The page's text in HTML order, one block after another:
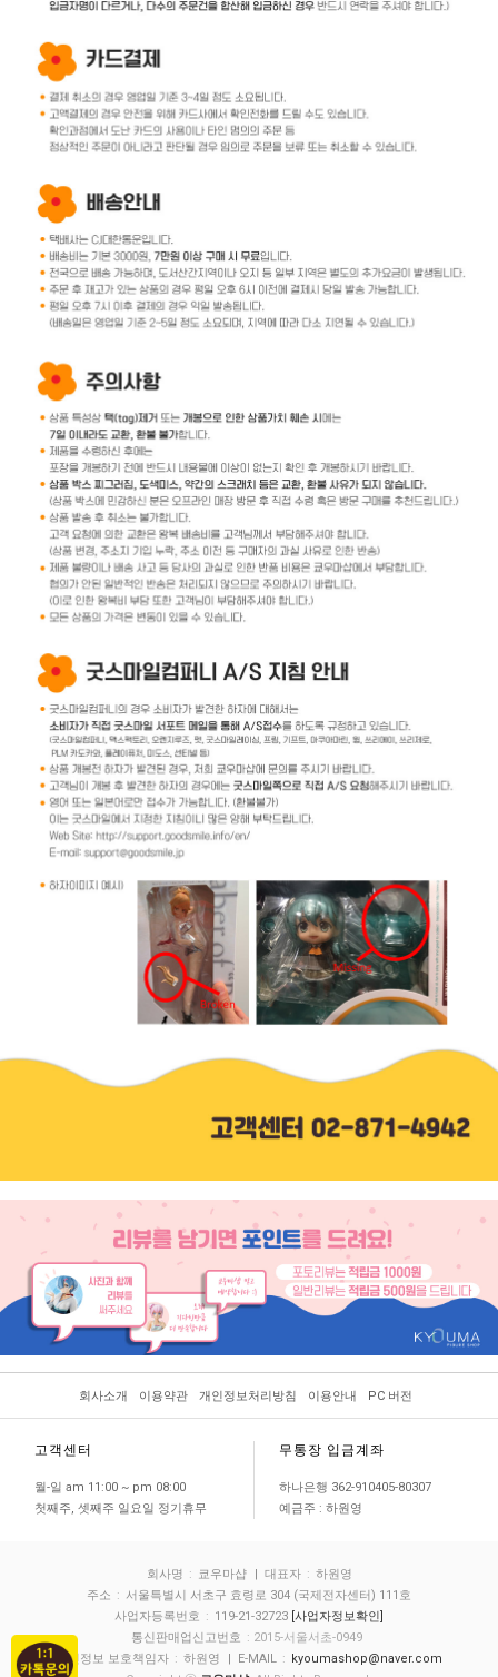
회사소개 이용약관 개인정보처리방침 이용안내 PC 버전
고객센터
월-일 am 11:00 ~ pm 08:00
첫째주, 셋째주 일요일 정기휴무
무통장 입금계좌
하나은행 362-910405-80307
예금주 : 하원영
회사명 : 쿄우마샵 | 대표자 : 하원영
주소 : 서울특별시 서초구 효령로 304 (국제전자센터) 111호
사업자등록번호 : 119-21-32723 [사업자정보확인]
통신판매업신고번호 : 2015-서울서초-0949
개인정보 보호책임자 : 하원영 | E-MAIL :
kyoumashop@naver.com